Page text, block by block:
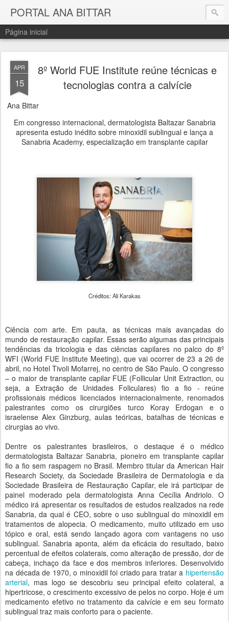
PORTAL ANA BITTAR
Página inicial
APR
15
8º World FUE Institute reúne técnicas e
tecnologias contra a calvície
Ana Bittar
Em congresso internacional, dermatologista Baltazar Sanabria
apresenta estudo inédito sobre minoxidil sublingual e lança a
Sanabria Academy, especialização em transplante capilar
Créditos: Ali Karakas
Ciência com arte. Em pauta, as técnicas mais avançadas do
mundo de restauração capilar. Essas serão algumas das principais
tendências da tricologia e das ciências capilares no palco do 8º
WFI (World FUE Institute Meeting), que vai ocorrer de 23 a 26 de
abril, no Hotel Tivoli Mofarrej, no centro de São Paulo. O congresso
– o maior de transplante capilar FUE (Follicular Unit Extraction, ou
seja, a Extração de Unidades Foliculares) fio a fio - reúne
profissionais médicos licenciados internacionalmente, renomados
palestrantes como os cirurgiões turco Koray Erdogan e o
israelense Alex Ginzburg, aulas teóricas, batalhas de técnicas e
cirurgias ao vivo.
Dentre os palestrantes brasileiros, o destaque é o médico
dermatologista Baltazar Sanabria, pioneiro em transplante capilar
fio a fio sem raspagem no Brasil. Membro titular da American Hair
Research Society, da Sociedade Brasileira de Dermatologia e da
Sociedade Brasileira de Restauração Capilar, ele irá participar de
painel moderado pela dermatologista Anna Cecília Andriolo. O
médico irá apresentar os resultados de estudos realizados na rede
Sanabria, da qual é CEO, sobre o uso sublingual do minoxidil em
tratamentos de alopecia. O medicamento, muito utilizado em uso
tópico e oral, está sendo lançado agora com vantagens no uso
sublingual. Sanabria aponta, além da eficácia do resultado, baixo
percentual de efeitos colaterais, como alteração de pressão, dor de
cabeça, inchaço da face e dos membros inferiores. Desenvolvido
na década de 1970, o minoxidil foi criado para tratar a hipertensão
arterial, mas logo se descobriu seu principal efeito colateral, a
hipertricose, o crescimento excessivo de pelos no corpo. Hoje é um
medicamento efetivo no tratamento da calvície e em seu formato
sublingual traz mais conforto para o paciente.